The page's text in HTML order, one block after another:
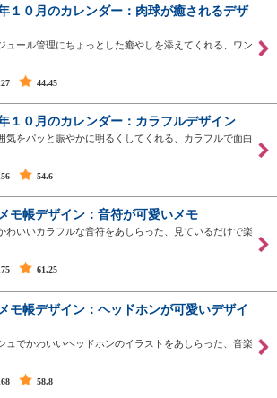
１０月のカレンダー：肉球が癒されるデザ
ュール管理にちょっとした癒やしを添えてくれる、ワン
44.45
１０月のカレンダー：カラフルデザイン
気をパッと賑やかに明るくしてくれる、カラフルで面白
54.6
モ帳デザイン：音符が可愛いメモ
わいいカラフルな音符をあしらった、見ているだけで楽
61.25
モ帳デザイン：ヘッドホンが可愛いデザイ
ュでかわいいヘッドホンのイラストをあしらった、音楽
58.8